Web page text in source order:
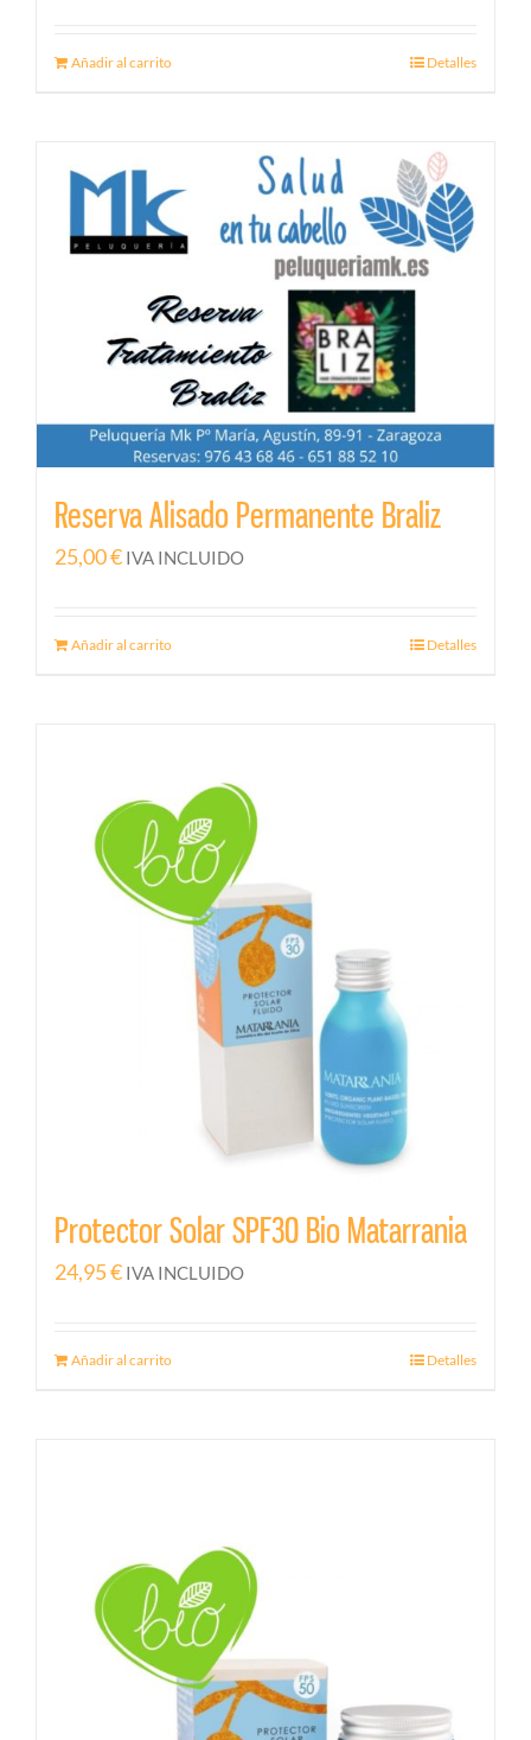
Añadir al carrito Detalles
Reserva Alisado Permanente Braliz
25,00€ IVA INCLUIDO
Añadir al carrito Detalles
Protector Solar SPF30 Bio Matarrania
24,95€ IVA INCLUIDO
Añadir al carrito Detalles